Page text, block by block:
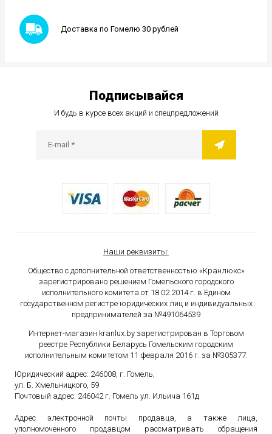
Доставка по Гомелю 30 рублей
Наши реквизиты:
Общество с дополнительной ответственностью «Кранлюкс»
зарегистрировано решением Гомельского городского
исполнительного комитета от 18.02.2014 г. в Едином
государственном регистре юридических лиц и индивидуальных
предпринимателей за №491064539
Интернет-магазин kranlux.by зарегистрирован в Торговом
реестре Республики Беларусь Гомельским городским
исполнительным комитетом 11 февраля 2016 г. за №305377.
Юридический адрес: 246008, г. Гомель,
ул. Б. Хмельницкого, 59
Почтовый адрес: 246042 г. Гомель ул. Ильича 161д
Адрес электронной почты продавца, а также лица,
уполномоченного продавцом рассматривать обращения
Подписывайся
И будь в курсе всех акций и спецпредложений